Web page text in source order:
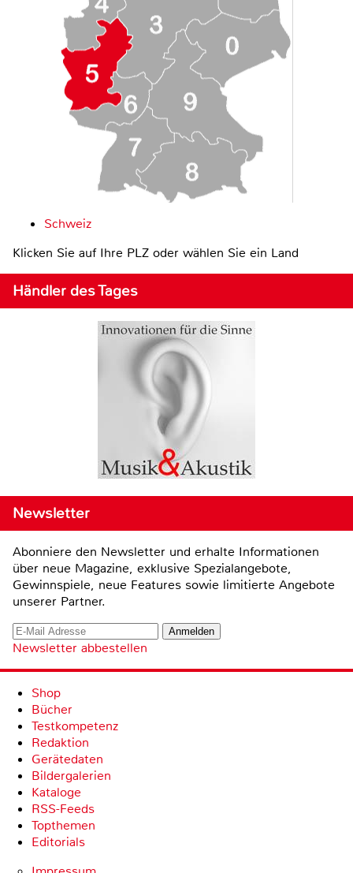
Schweiz
Klicken Sie auf Ihre PLZ oder wählen Sie ein Land
Händler des Tages
Newsletter
Abonniere den Newsletter und erhalte Informationen
über neue Magazine, exklusive Spezialangebote,
Gewinnspiele, neue Features sowie limitierte Angebote
unserer Partner.
Newsletter abbestellen
Shop
Bücher
Testkompetenz
Redaktion
Gerätedaten
Bildergalerien
Kataloge
RSS-Feeds
Topthemen
Editorials